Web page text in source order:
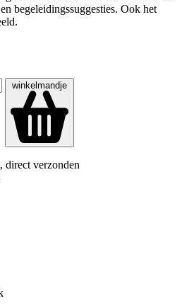
begeleidingssuggesties. Ook het
winkelmandje
direct verzonden